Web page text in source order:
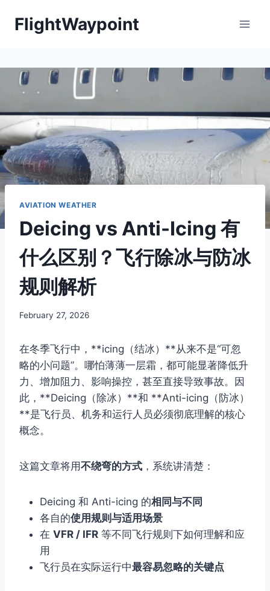
FlightWaypoint
AVIATION WEATHER
Deicing vs Anti-Icing 有
什么区别？飞行除冰与防冰
规则解析
By
February 27, 2026
在冬季飞行中，**icing（结冰）**从来不是“可忽
略的小问题”。哪怕薄薄一层霜，都可能显著降低升
力、增加阻力、影响操控，甚至直接导致事故。因
此，**Deicing（除冰）**和 **Anti-icing（防冰）
**是飞行员、机务和运行人员必须彻底理解的核心
概念。
这篇文章将用不绕弯的方式 ，系统讲清楚：
Deicing 和 Anti-icing 的相同与不同
各自的使用规则与适用场景
在 VFR / IFR 等不同飞行规则下如何理解和应
用
飞行员在实际运行中最容易忽略的关键点